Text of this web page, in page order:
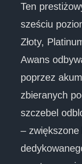
Ten
sześciu
Złoty,
Awans
poprzez
zbieranych
szczebel
–